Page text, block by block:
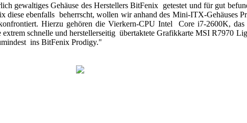
gewaltiges Gehäuse des Herstellers BitFenix getestet und für gut
ebenfalls beherrscht, wollen wir anhand des Mini-ITX-Gehäuses
Hierzu gehören die Vierkern-CPU Intel Core i7-2600K, das
schnelle und herstellerseitig übertaktete Grafikkarte MSI R7970
ins BitFenix Prodigy."